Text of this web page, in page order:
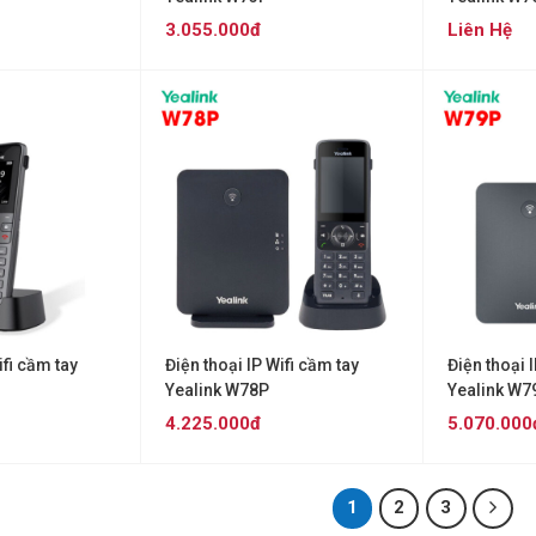
3.055.000đ Liên Hệ
cầm tay
Điện thoại IP Wifi cầm tay
Yealink W78P
4.225.000đ
Điện thoại
Yealink
1 2 3